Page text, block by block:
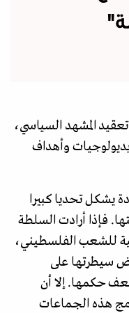
المشهد السياسي،
وأهداف
يشكل تحديا كبيرا
فإذا أرادت السلطة
للشعب الفلسطيني،
سيطرتها على
حكمها. إلا أن
هذه الجماعات